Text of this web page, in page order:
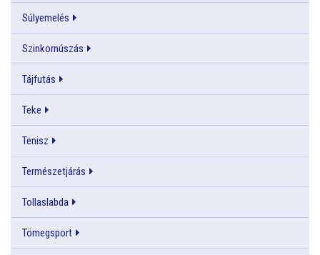
Súlyemelés
Szinkornúszás
Tájfutás
Teke
Tenisz
Természetjárás
Tollaslabda
Tömegsport